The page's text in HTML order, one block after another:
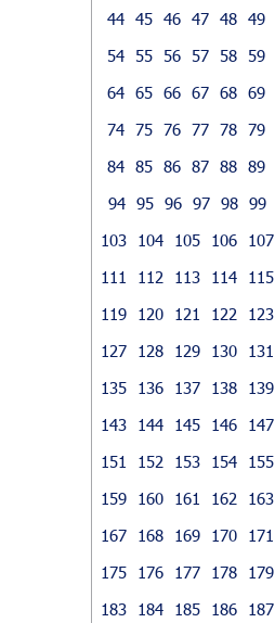
44 45 46 47 48 49
54 55 56 57 58 59
64 65 66 67 68 69
74 75 76 77 78 79
84 85 86 87 88 89
94 95 96 97 98 99
103
104 105 106 107
111
112 113 114 115
119
120 121 122 123
127
128 129 130 131
135
136 137 138 139
143
144 145 146 147
151
152 153 154 155
159
160 161 162 163
167
168 169 170 171
175
176 177 178 179
183
184 185 186 187